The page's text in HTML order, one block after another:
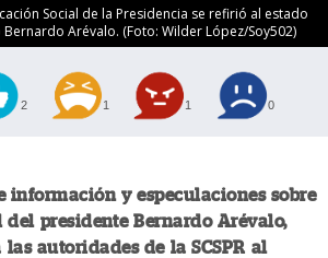
Social de la Presidencia se refirió al estado
Arévalo. (Foto: Wilder López/Soy502)
2 1 1 0
información y especulaciones sobre
del presidente Bernardo Arévalo,
autoridades de la SCSPR al